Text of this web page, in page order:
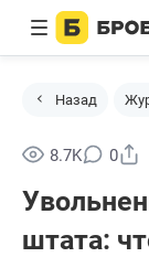
Назад
8.7K 0
штата: